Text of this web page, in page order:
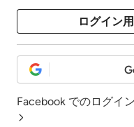
Facebook でのログイ